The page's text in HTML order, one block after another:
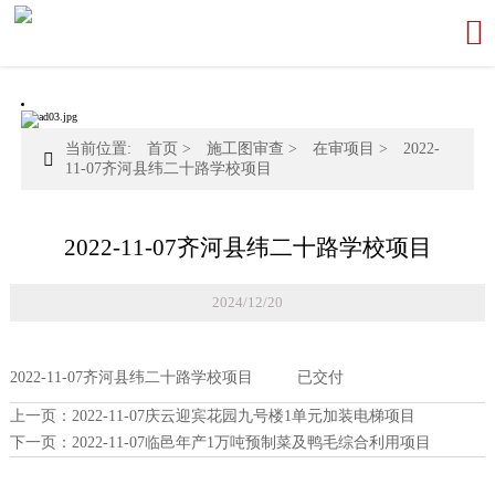


当前位置: 首页 > 施工图审查 > 在审项目 >
2022-
11-07齐河县纬二十路学校项目
2022-11-07齐河县纬二十路学校项目
2024/12/20
2022-11-07齐河县纬二十路学校项目 已交付
上一页： 2022-11-07庆云迎宾花园九号楼1单元加装电梯项目
下一页： 2022-11-07临邑年产1万吨预制菜及鸭毛综合利用项目